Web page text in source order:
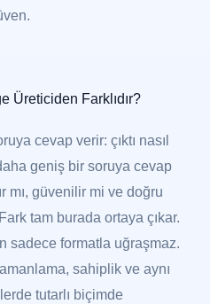
Üreticiden Farklıdır?
cevap verir: çıktı nasıl
geniş bir soruya cevap
mı, güvenilir mi ve doğru
tam burada ortaya çıkar.
sadece formatla uğraşmaz.
sahiplik ve aynı
tutarlı biçimde